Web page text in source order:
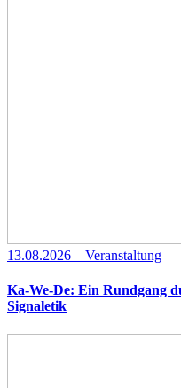
13.08.2026 – Veranstaltung
Ka-We-De: Ein Rundgang
Signaletik